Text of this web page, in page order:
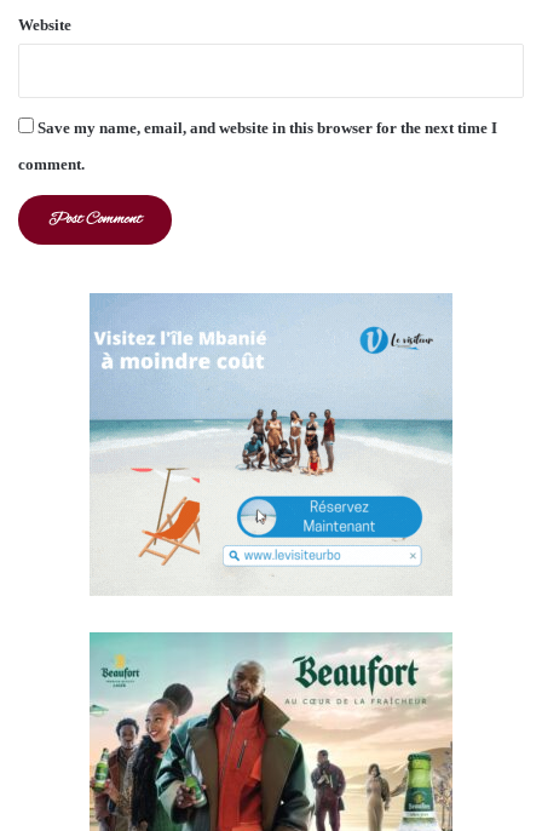
Website
Save my name, email, and website in this browser for the next time I
comment.